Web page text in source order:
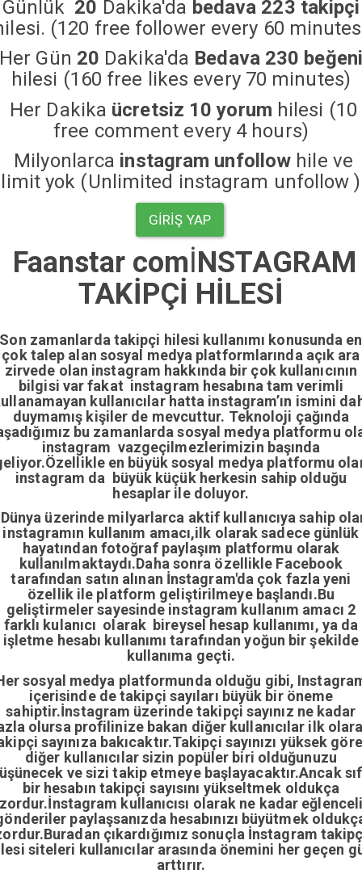
Günlük 20 Dakika'da bedava 223 takipçi
(120 free follower every 60
Her Gün 20 Dakika'da Bedava 230 beğeni
hilesi (160 free likes every 70 minutes)
Her Dakika ücretsiz 10 yorum hilesi (10
free comment every 4 hours)
Milyonlarca instagram unfollow hile ve
limit yok (Unlimited instagram unfollow )
GIRIŞ YAP
Faanstar comİNSTAGRAM
TAKİPÇİ HİLESİ
Son zamanlarda takipçi hilesi kullanımı konusunda en
çok talep alan sosyal medya platformlarında açık ara
zirvede olan instagram hakkında bir çok kullanıcının
bilgisi var fakat instagram hesabına tam verimli
kullanıcılar hatta instagram’ın ismini
duymamış kişiler de mevcuttur. Teknoloji çağında
bu zamanlarda sosyal medya platformu
instagram vazgeçilmezlerimizin başında
en büyük sosyal medya platformu
instagram da büyük küçük herkesin sahip olduğu
hesaplar ile doluyor.
üzerinde milyarlarca aktif kullanıcıya sahip
instagramın kullanım amacı,ilk olarak sadece günlük
hayatından fotoğraf paylaşım platformu olarak
kullanılmaktaydı.Daha sonra özellikle Facebook
tarafından satın alınan İnstagram'da çok fazla yeni
özellik ile platform geliştirilmeye başlandı.Bu
geliştirmeler sayesinde instagram kullanım amacı 2
farklı kulanıcı olarak bireysel hesap kullanımı, ya da
işletme hesabı kullanımı tarafından yoğun bir şekilde
kullanıma geçti.
sosyal medya platformunda olduğu gibi,
içerisinde de takipçi sayıları büyük bir öneme
sahiptir.İnstagram üzerinde takipçi sayınız ne kadar
olursa profilinize bakan diğer kullanıcılar ilk
sayınıza bakıcaktır.Takipçi sayınızı yüksek
diğer kullanıcılar sizin popüler biri olduğunuzu
ve sizi takip etmeye başlayacaktır.Ancak
bir hesabın takipçi sayısını yükseltmek oldukça
kullanıcısı olarak ne kadar
paylaşsanızda hesabınızı büyütmek
çıkardığımız sonuçla İnstagram
siteleri kullanıcılar arasında önemini her geçen
arttırır.